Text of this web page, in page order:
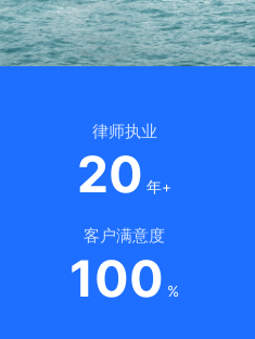
律师执业
20 年+
客户满意度
100 %